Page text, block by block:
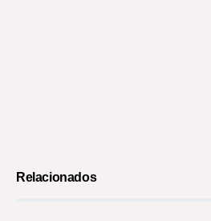
Relacionados